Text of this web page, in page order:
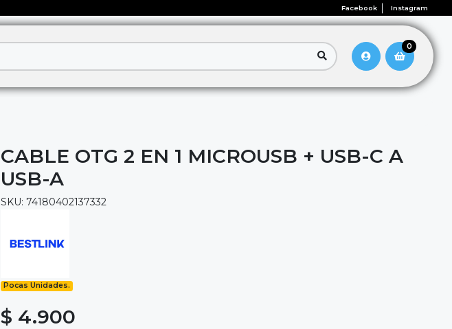
Facebook Instagram
0
CABLE OTG 2 EN 1 MICROUSB + USB-C A
USB-A
SKU: 74180402137332
Pocas Unidades.
$ 4.900